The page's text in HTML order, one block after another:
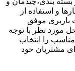
و استفاده از
باربری موفق
مورد نظر با توجه
را انتخاب
مشتریان خود